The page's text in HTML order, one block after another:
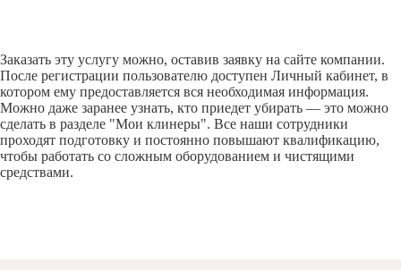
Заказать эту услугу можно, оставив заявку на сайте компании.
После регистрации пользователю доступен Личный кабинет, в
котором ему предоставляется вся необходимая информация.
Можно даже заранее узнать, кто приедет убирать — это можно
сделать в разделе "Мои клинеры". Все наши сотрудники
проходят подготовку и постоянно повышают квалификацию,
чтобы работать со сложным оборудованием и чистящими
средствами.